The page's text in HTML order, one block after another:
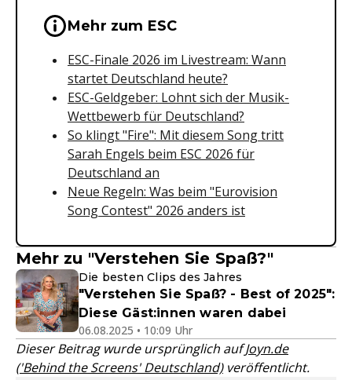
Wichtige Hinweise &
Mehr zum ESC
ESC-Finale 2026 im Livestream: Wann
startet Deutschland heute?
ESC-Geldgeber: Lohnt sich der Musik-
Wettbewerb für Deutschland?
So klingt "Fire": Mit diesem Song tritt
Sarah Engels beim ESC 2026 für
Deutschland an
Neue Regeln: Was beim "Eurovision
Song Contest" 2026 anders ist
Mehr zu "Verstehen Sie Spaß?"
Die besten Clips des Jahres
"Verstehen Sie Spaß? - Best of 2025":
Diese Gäst:innen waren dabei
06.08.2025 • 10:09 Uhr
Dieser Beitrag wurde ursprünglich aufJoyn.de
('Behind the Screens' Deutschland)veröffentlicht.